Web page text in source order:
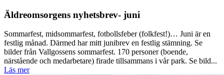
Äldreomsorgens nyhetsbrev- juni
Sommarfest, midsommarfest, fotbollsfeber (folkfest!)… Juni är en
festlig månad. Därmed har mitt junibrev en festlig stämning. Se
bilder från Vallgossens sommarfest. 170 personer (boende,
närstående och medarbetare) firade tillsammans i vår park. Se bild...
Läs mer